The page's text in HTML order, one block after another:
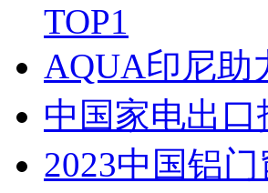
TOP1
AQUA印尼助
中国家电出
2023中国铝